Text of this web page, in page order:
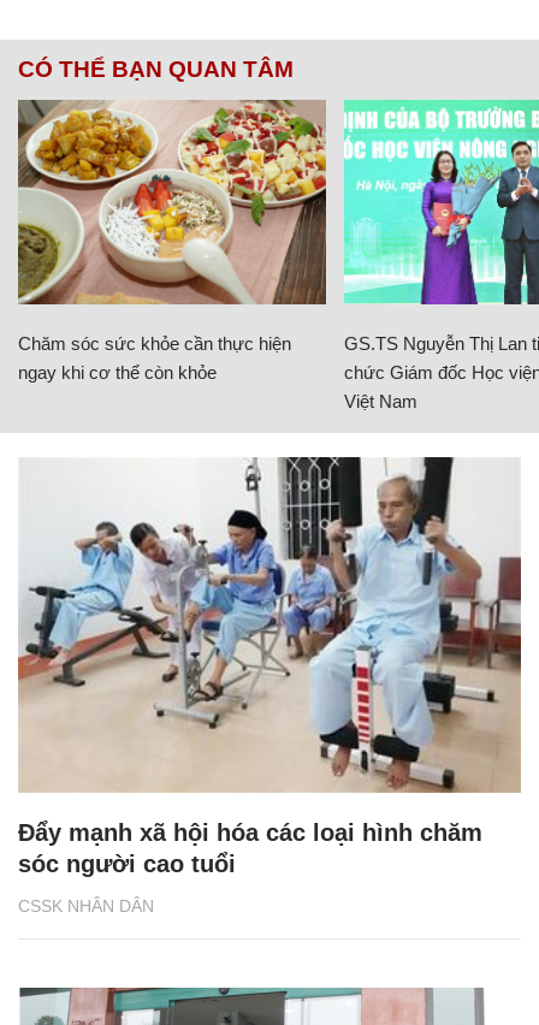
CÓ THỂ BẠN QUAN TÂM
Chăm sóc sức khỏe cần thực hiện
ngay khi cơ thể còn khỏe
GS.TS Nguyễn Thị Lan
chức Giám đốc Học
Việt Nam
CSSK NHÂN DÂN
Đẩy mạnh xã hội hóa các loại hình chăm
sóc người cao tuổi